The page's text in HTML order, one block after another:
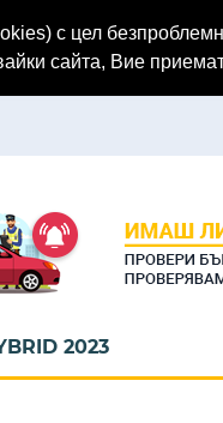
с цел
сайта, Вие
2023